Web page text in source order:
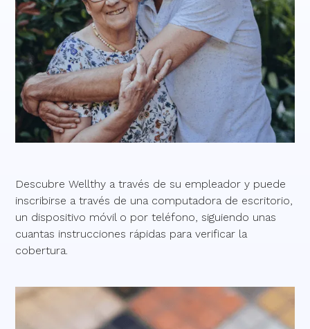
Descubre Wellthy a través de su empleador y puede
inscribirse a través de una computadora de escritorio,
un dispositivo móvil o por teléfono, siguiendo unas
cuantas instrucciones rápidas para verificar la
cobertura.